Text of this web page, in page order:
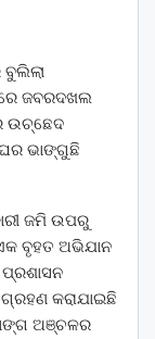
ଜବରଦଖଲ
ଉଚ୍ଛେଦ
ଭାଙ୍ଗୁଛି
ଜମି ଉପରୁ
ବୃହତ ଅଭିଯାନ
ପ୍ରଶାସନ
କରାଯାଇଛି
ଅଞ୍ଚଳର